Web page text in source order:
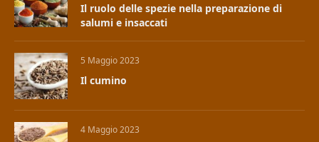
Il ruolo delle spezie nella preparazione di
salumi e insaccati
5 Maggio 2023
Il cumino
4 Maggio 2023